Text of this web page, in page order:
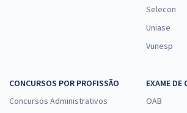
Selecon
Uniase
Vunesp
CONCURSOS POR PROFISSÃO
Concursos Administrativos
EXAME DE
OAB